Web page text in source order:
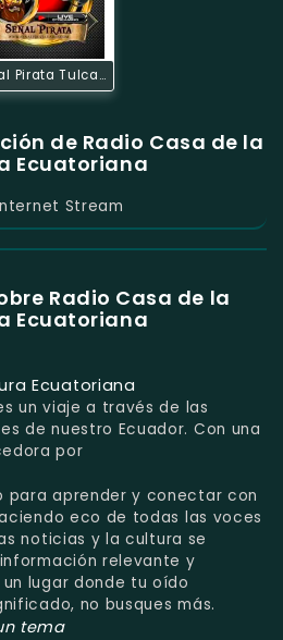
Señal Pirata Tulcan
de Radio Casa de la
Ecuatoriana
Stream
Radio Casa de la
Ecuatoriana
Ecuatoriana
un viaje a través de las
de nuestro Ecuador. Con una
por
para aprender y conectar con
eco de todas las voces
noticias y la cultura se
relevante y
lugar donde tu oído
no busques más.
tema